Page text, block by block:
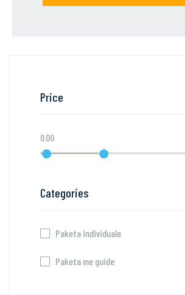
Price
0.00
Categories
Paketa individuale
Paketa me guide